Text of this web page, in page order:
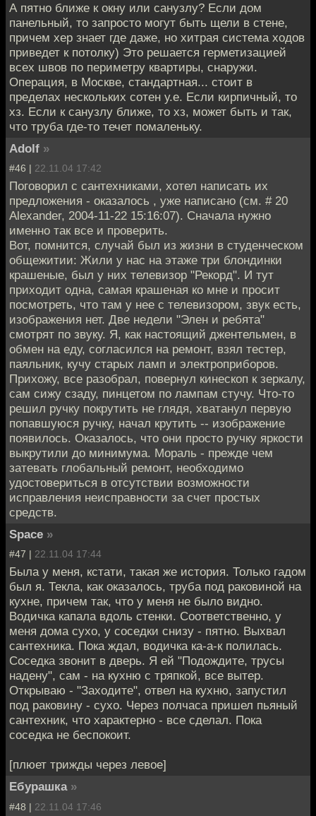
А пятно ближе к окну или санузлу? Если дом
панельный, то запросто могут быть щели в стене,
причем хер знает где даже, но хитрая система ходов
приведет к потолку) Это решается герметизацией
всех швов по периметру квартиры, снаружи.
Операция, в Москве, стандартная... стоит в
пределах нескольких сотен у.е. Если кирпичный, то
хз. Если к санузлу ближе, то хз, может быть и так,
что труба где-то течет помаленьку.
Adolf »
#46 | 22.11.04 17:42
Поговорил с сантехниками, хотел написать их
предложения - оказалось , уже написано (см. # 20
Alexander, 2004-11-22 15:16:07). Сначала нужно
именно так все и проверить.
Вот, помнится, случай был из жизни в студенческом
общежитии: Жили у нас на этаже три блондинки
крашеные, был у них телевизор "Рекорд". И тут
приходит одна, самая крашеная ко мне и просит
посмотреть, что там у нее с телевизором, звук есть,
изображения нет. Две недели "Элен и ребята"
смотрят по звуку. Я, как настоящий джентельмен, в
обмен на еду, согласился на ремонт, взял тестер,
паяльник, кучу старых ламп и электроприборов.
Прихожу, все разобрал, повернул кинескоп к зеркалу,
сам сижу сзаду, пинцетом по лампам стучу. Что-то
решил ручку покрутить не глядя, хватанул первую
попавшуюся ручку, начал крутить -- изображение
появилось. Оказалось, что они просто ручку яркости
выкрутили до минимума. Мораль - прежде чем
затевать глобальный ремонт, необходимо
удостовериться в отсутствии возможности
исправления неисправности за счет простых
средств.
Space »
#47 | 22.11.04 17:44
Была у меня, кстати, такая же история. Только гадом
был я. Текла, как оказалось, труба под раковиной на
кухне, причем так, что у меня не было видно.
Водичка капала вдоль стенки. Соответственно, у
меня дома сухо, у соседки снизу - пятно. Выхвал
сантехника. Пока ждал, водичка ка-а-к полилась.
Соседка звонит в дверь. Я ей "Подождите, трусы
надену", сам - на кухню с тряпкой, все вытер.
Открываю - "Заходите", отвел на кухню, запустил
под раковину - сухо. Через полчаса пришел пьяный
сантехник, что характерно - все сделал. Пока
соседка не беспокоит.
[плюет трижды через левое]
Ебурашка »
#48 | 22.11.04 17:46